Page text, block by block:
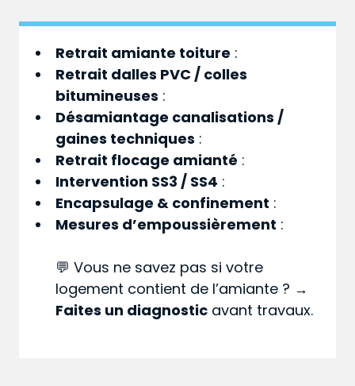
Retrait amiante toiture :
Retrait dalles PVC / colles
bitumineuses :
Désamiantage canalisations /
gaines techniques :
Retrait flocage amianté :
Intervention SS3 / SS4 :
Encapsulage & confinement :
Mesures d’empoussièrement :
💬 Vous ne savez pas si votre
logement contient de l’amiante ? →
Faites un diagnostic avant travaux.